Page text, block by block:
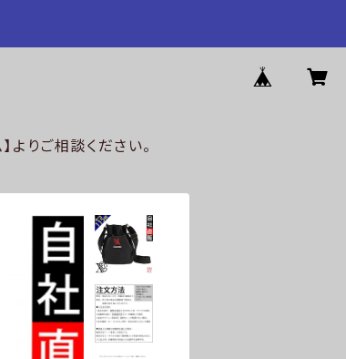
りご相談ください。